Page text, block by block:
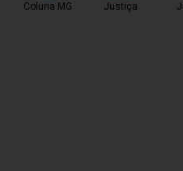
Coluna MG Justiça